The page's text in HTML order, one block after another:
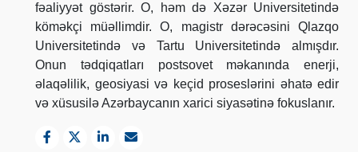
fəaliyyət göstərir. O, həm də Xəzər Universitetində
köməkçi müəllimdir. O, magistr dərəcəsini Qlazqo
Universitetində və Tartu Universitetində almışdır.
Onun tədqiqatları postsovet məkanında enerji,
əlaqəlilik, geosiyasi və keçid proseslərini əhatə edir
və xüsusilə Azərbaycanın xarici siyasətinə fokuslanır.